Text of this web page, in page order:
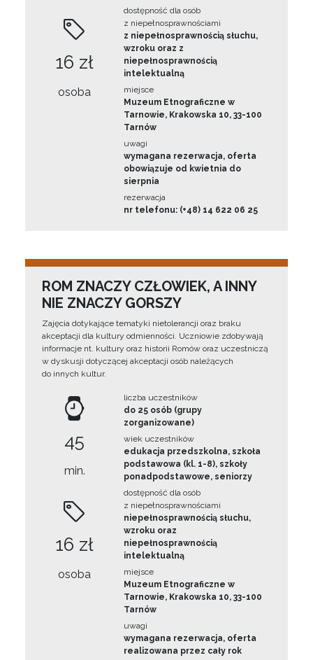
16 zł
osoba
dostępność dla osób
z niepełnosprawnościami
z niepełnosprawnością słuchu,
wzroku oraz z
niepełnosprawnością
intelektualną
miejsce
Muzeum Etnograficzne w
Tarnowie, Krakowska 10, 33-100
Tarnów
uwagi
wymagana rezerwacja, oferta
obowiązuje od kwietnia do
sierpnia
rezerwacja
nr telefonu: (+48) 14 622 06 25
ROM ZNACZY CZŁOWIEK, A INNY
NIE ZNACZY GORSZY
Zajęcia dotykające tematyki nietolerancji oraz braku
akceptacji dla kultury odmienności. Uczniowie zdobywają
informacje nt. kultury oraz historii Romów oraz uczestniczą
w dyskusji dotyczącej akceptacji osób należących
do innych kultur.
45
min.
16 zł
osoba
liczba uczestników
do 25 osób (grupy
zorganizowane)
wiek uczestników
edukacja przedszkolna, szkoła
podstawowa (kl. 1-8), szkoły
ponadpodstawowe, seniorzy
dostępność dla osób
z niepełnosprawnościami
niepełnosprawnością słuchu,
wzroku oraz
niepełnosprawnością
intelektualną
miejsce
Muzeum Etnograficzne w
Tarnowie, Krakowska 10, 33-100
Tarnów
uwagi
wymagana rezerwacja, oferta
realizowana przez cały rok